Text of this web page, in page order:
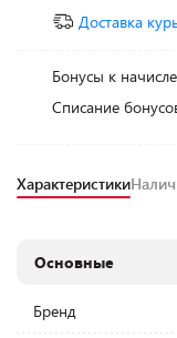
Доставка
Бонусы к
Списание
Характеристики
Основные
Бренд